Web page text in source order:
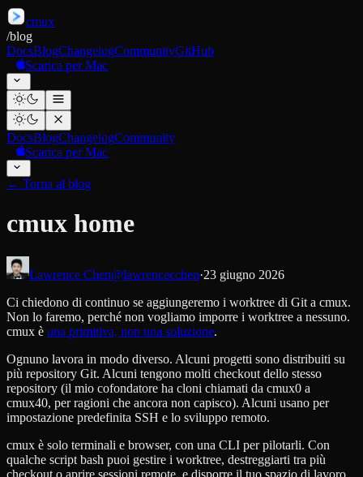
cmux
/blog
DocsBlogChangelogCommunityGitHub
Scarica per Mac
DocsBlogChangelogCommunity
Scarica per Mac
← Torna al blog
cmux home
Lawrence Chen@lawrencecchen·23 giugno 2026
Ci chiedono di continuo se aggiungeremo i worktree di Git a cmux.
Non lo faremo, perché non vogliamo imporre i worktree a nessuno.
cmux è una primitiva, non una soluzione.
Ognuno lavora in modo diverso. Alcuni progetti sono distribuiti su
più repository Git. Alcuni tengono molti checkout dello stesso
repository (il mio cofondatore ha cloni chiamati da cmux0 a
cmux40, per ragioni che ancora non capisco). Alcuni usano per
impostazione predefinita SSH e lo sviluppo remoto.
cmux è solo terminali e browser, con una CLI per pilotarli. Con
qualche script bash puoi gestire i worktree, destreggiarti tra più
checkout o aprire sessioni remote, e disporre il tuo spazio di lavoro